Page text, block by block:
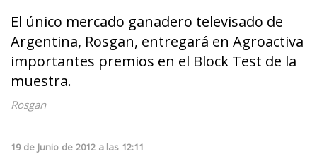
El único mercado ganadero televisado de
Argentina, Rosgan, entregará en Agroactiva
importantes premios en el Block Test de la
muestra.
Rosgan
19 de Junio de 2012 a las 12:11